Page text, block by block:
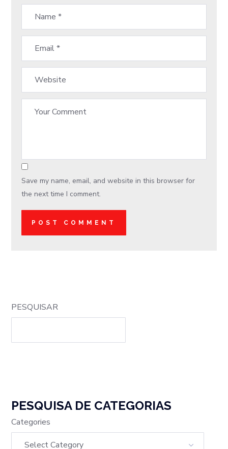
Save my name, email, and website in this browser for
the next time I comment.
PESQUISAR
PESQUISA DE CATEGORIAS
Categories